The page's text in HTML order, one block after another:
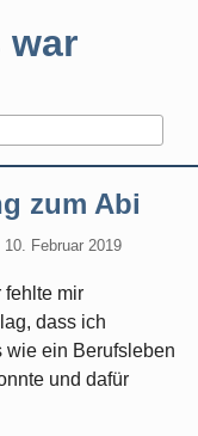
war
zum Abi
Februar 2019
fehlte mir
dass ich
wie ein Berufsleben
und dafür